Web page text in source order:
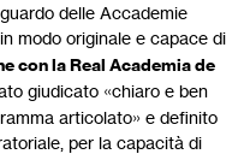
delle Accademie
in modo originale e capace di
con la Real Academia de
giudicato «chiaro e ben
articolato» e definito
per la capacità di